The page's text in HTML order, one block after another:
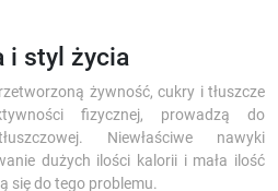
i styl życia
żywność, cukry i tłuszcze
fizycznej, prowadzą do
Niewłaściwe nawyki
dużych ilości kalorii i mała ilość
się do tego problemu.